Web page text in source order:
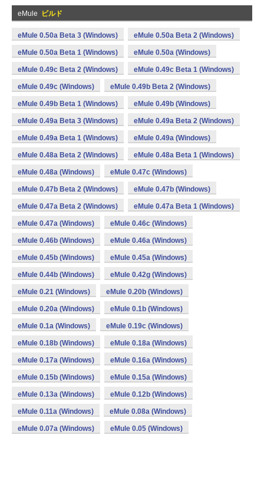
eMule ビルド
eMule 0.50a Beta 3 (Windows) eMule 0.50a Beta 2 (Windows)
eMule 0.50a Beta 1 (Windows) eMule 0.50a (Windows)
eMule 0.49c Beta 2 (Windows) eMule 0.49c Beta 1 (Windows)
eMule 0.49c (Windows) eMule 0.49b Beta 2 (Windows)
eMule 0.49b Beta 1 (Windows) eMule 0.49b (Windows)
eMule 0.49a Beta 3 (Windows) eMule 0.49a Beta 2 (Windows)
eMule 0.49a Beta 1 (Windows) eMule 0.49a (Windows)
eMule 0.48a Beta 2 (Windows) eMule 0.48a Beta 1 (Windows)
eMule 0.48a (Windows) eMule 0.47c (Windows)
eMule 0.47b Beta 2 (Windows) eMule 0.47b (Windows)
eMule 0.47a Beta 2 (Windows) eMule 0.47a Beta 1 (Windows)
eMule 0.47a (Windows) eMule 0.46c (Windows)
eMule 0.46b (Windows) eMule 0.46a (Windows)
eMule 0.45b (Windows) eMule 0.45a (Windows)
eMule 0.44b (Windows) eMule 0.42g (Windows)
eMule 0.21 (Windows) eMule 0.20b (Windows)
eMule 0.20a (Windows) eMule 0.1b (Windows)
eMule 0.1a (Windows) eMule 0.19c (Windows)
eMule 0.18b (Windows) eMule 0.18a (Windows)
eMule 0.17a (Windows) eMule 0.16a (Windows)
eMule 0.15b (Windows) eMule 0.15a (Windows)
eMule 0.13a (Windows) eMule 0.12b (Windows)
eMule 0.11a (Windows) eMule 0.08a (Windows)
eMule 0.07a (Windows) eMule 0.05 (Windows)